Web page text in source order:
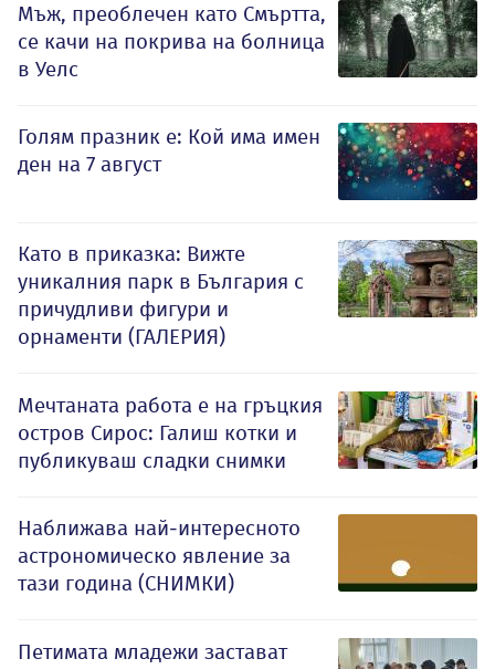
Мъж, преоблечен като Смъртта,
се качи на покрива на болница
в Уелс
Голям празник е: Кой има имен
ден на 7 август
Като в приказка: Вижте
уникалния парк в България с
причудливи фигури и
орнаменти (ГАЛЕРИЯ)
Мечтаната работа е на гръцкия
остров Сирос: Галиш котки и
публикуваш сладки снимки
Наближава най-интересното
астрономическо явление за
тази година (СНИМКИ)
Петимата младежи застават